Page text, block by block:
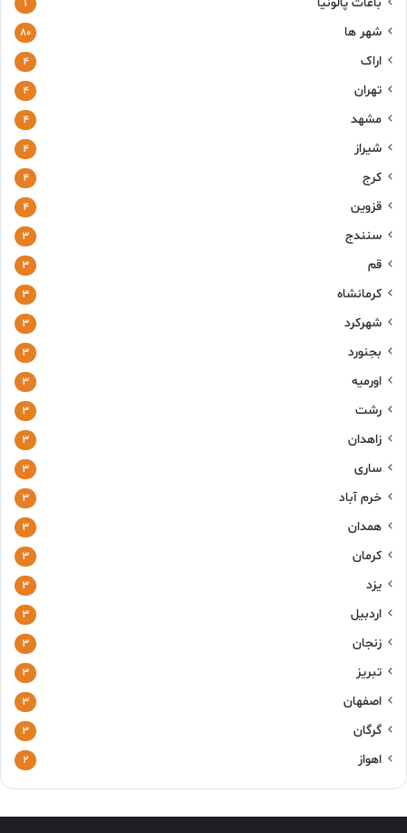
۱
شهر ها ۸۰
اراک ۴
تهران ۴
مشهد ۴
شیراز ۴
کرج ۴
قزوین ۴
سنندج ۳
قم ۳
کرمانشاه ۳
شهرکرد ۳
بجنورد ۳
اورمیه ۳
رشت ۳
زاهدان ۳
ساری ۳
خرم آباد ۳
همدان ۳
کرمان ۳
یزد ۳
اردبیل ۳
زنجان ۳
تبریز ۳
اصفهان ۳
گرگان ۳
اهواز ۲